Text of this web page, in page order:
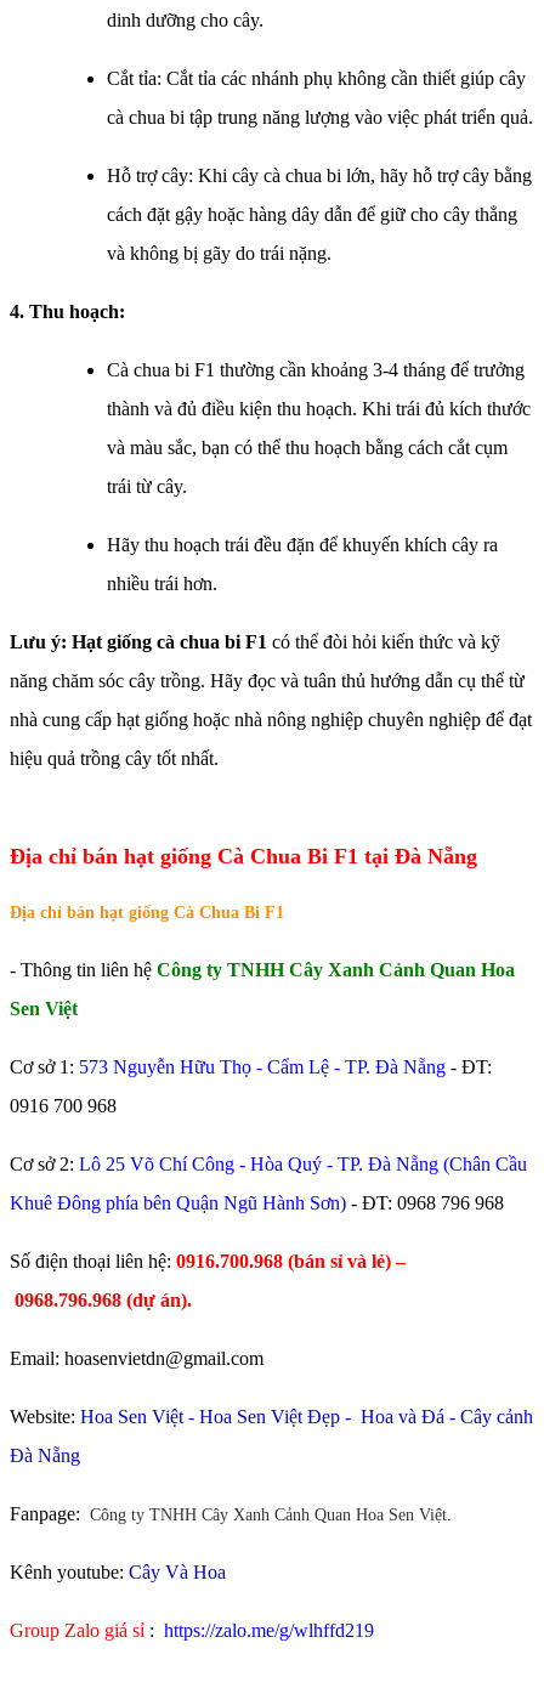
dinh dưỡng cho cây.
Cắt tỉa: Cắt tỉa các nhánh phụ không cần thiết giúp cây
cà chua bi tập trung năng lượng vào việc phát triển quả.
Hỗ trợ cây: Khi cây cà chua bi lớn, hãy hỗ trợ cây bằng
cách đặt gậy hoặc hàng dây dẫn để giữ cho cây thẳng
và không bị gãy do trái nặng.
4. Thu hoạch:
Cà chua bi F1 thường cần khoảng 3-4 tháng để trưởng
thành và đủ điều kiện thu hoạch. Khi trái đủ kích thước
và màu sắc, bạn có thể thu hoạch bằng cách cắt cụm
trái từ cây.
Hãy thu hoạch trái đều đặn để khuyến khích cây ra
nhiều trái hơn.
Lưu ý: Hạt giống cà chua bi F1 có thể đòi hỏi kiến thức và kỹ
năng chăm sóc cây trồng. Hãy đọc và tuân thủ hướng dẫn cụ thể từ
nhà cung cấp hạt giống hoặc nhà nông nghiệp chuyên nghiệp để đạt
hiệu quả trồng cây tốt nhất.
Địa chỉ bán hạt giống Cà Chua Bi F1 tại Đà Nẵng
Địa chỉ bán hạt giống Cà Chua Bi F1
- Thông tin liên hệ Công ty TNHH Cây Xanh Cảnh Quan Hoa
Sen Việt
Cơ sở 1: 573 Nguyễn Hữu Thọ - Cẩm Lệ - TP. Đà Nẵng - ĐT:
0916 700 968
Cơ sở 2: Lô 25 Võ Chí Công - Hòa Quý - TP. Đà Nẵng (Chân Cầu
Khuê Đông phía bên Quận Ngũ Hành Sơn) - ĐT: 0968 796 968
​Số điện thoại liên hệ: 0916.700.968 (bán sỉ và lẻ) –
0968.796.968 (dự án).
Email: hoasenvietdn@gmail.com
Website: Hoa Sen Việt - Hoa Sen Việt Đẹp - Hoa và Đá - Cây cảnh
Đà Nẵng
Fanpage: Công ty TNHH Cây Xanh Cảnh Quan Hoa Sen Việt.
Kênh youtube: Cây Và Hoa
Group Zalo giá sỉ : https://zalo.me/g/wlhffd219